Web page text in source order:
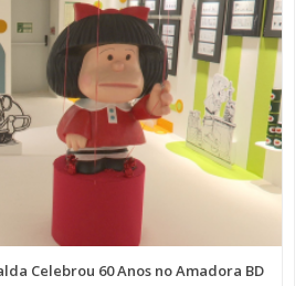
Celebrou 60 Anos no Amadora BD